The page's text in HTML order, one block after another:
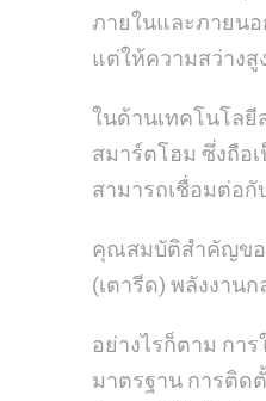
ภายในและภายน
แต่ให้ความสว่างสู
ในด้านเทคโนโลยี
สมาร์ตโฮม ซึ่งถือ
สามารถเชื่อมต่อกั
คุณสมบัติสำคัญขอ
(เตารีด) พลังงาน
อย่างไรก็ตาม กา
มาตรฐาน การติด